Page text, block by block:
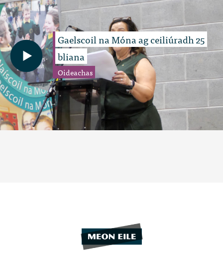
Gaelscoil na Móna ag ceiliúradh 25
bliana
Oideachas